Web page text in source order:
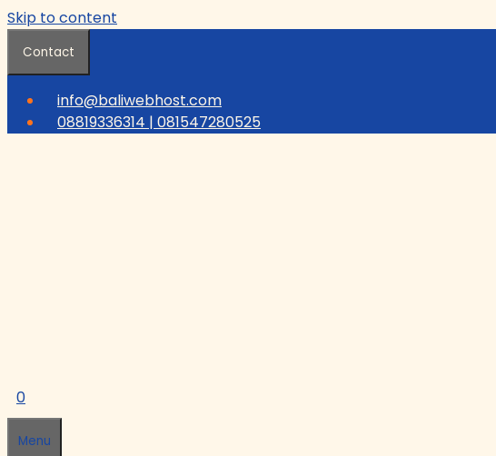
Skip to content
Contact
info@baliwebhost.com
08819336314 | 081547280525
0
Menu